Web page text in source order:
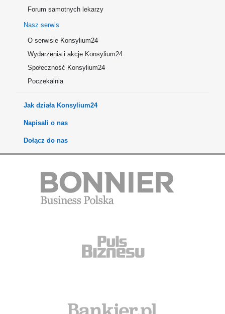
Forum samotnych lekarzy
Nasz serwis
O serwisie Konsylium24
Wydarzenia i akcje Konsylium24
Społeczność Konsylium24
Poczekalnia
Jak działa Konsylium24
Napisali o nas
Dołącz do nas